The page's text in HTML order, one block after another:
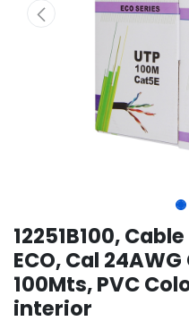
12251B100,
ECO, Cal
100Mts, PVC
interior